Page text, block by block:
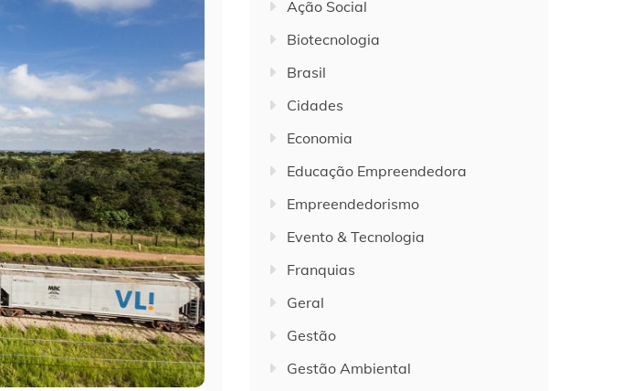
Ação Social
Biotecnologia
Brasil
Cidades
Economia
Educação Empreendedora
Empreendedorismo
Evento & Tecnologia
Franquias
Geral
Gestão
Gestão Ambiental